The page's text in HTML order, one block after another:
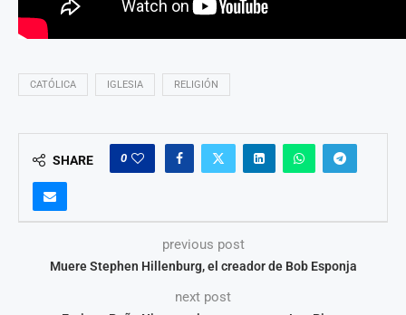
CATÓLICA IGLESIA RELIGIÓN
SHARE 0
previous post
Muere Stephen Hillenburg, el creador de Bob Esponja
next post